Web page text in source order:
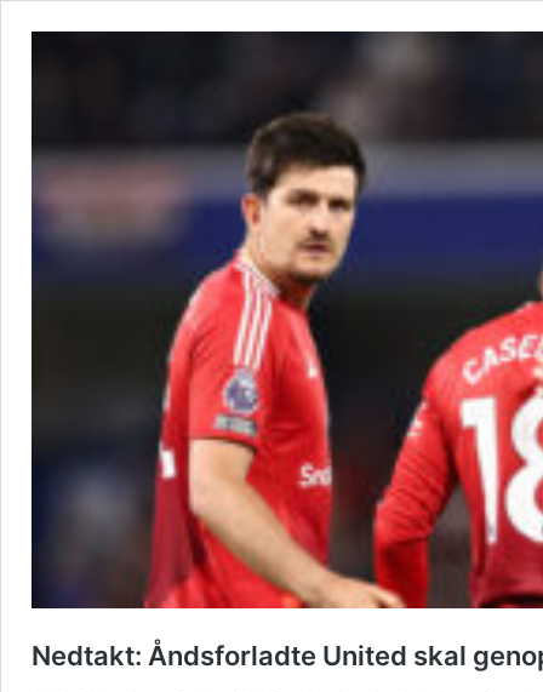
Nedtakt: Åndsforladte United skal